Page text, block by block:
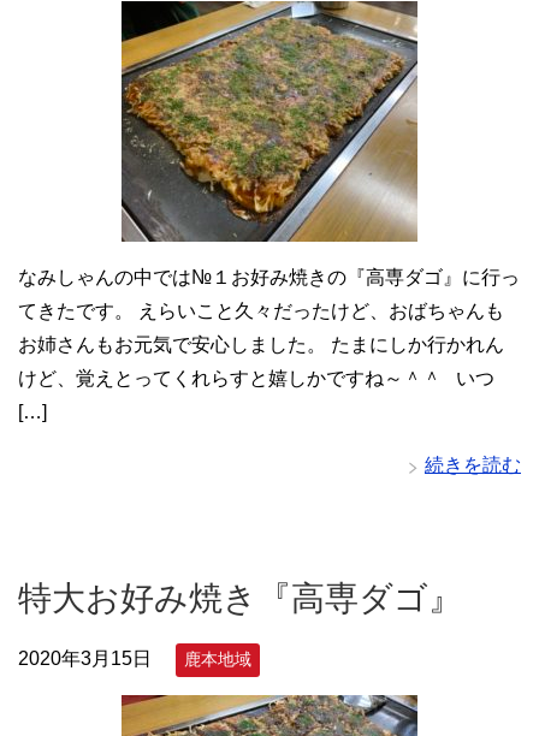
なみしゃんの中では№１お好み焼きの『高専ダゴ』に行っ
てきたです。 えらいこと久々だったけど、おばちゃんも
お姉さんもお元気で安心しました。 たまにしか行かれん
けど、覚えとってくれらすと嬉しかですね～＾＾ いつ
[…]
続きを読む
特大お好み焼き『高専ダゴ』
2020年3月15日 鹿本地域